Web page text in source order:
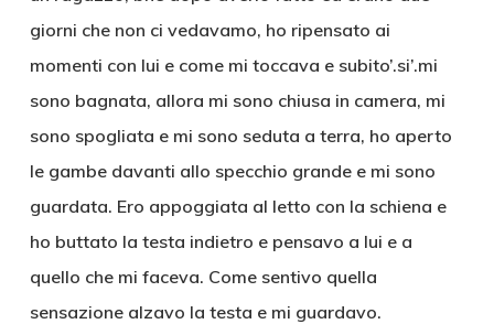
giorni che non ci vedavamo, ho ripensato ai
momenti con lui e come mi toccava e subito’.si’.mi
sono bagnata, allora mi sono chiusa in camera, mi
sono spogliata e mi sono seduta a terra, ho aperto
le gambe davanti allo specchio grande e mi sono
guardata. Ero appoggiata al letto con la schiena e
ho buttato la testa indietro e pensavo a lui e a
quello che mi faceva. Come sentivo quella
sensazione alzavo la testa e mi guardavo.